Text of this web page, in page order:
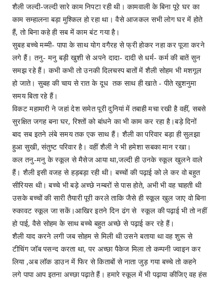
शैली जल्दी-जल्दी सारे काम निपटा रही थी। कामवाली के बिना पूरे घर का
काम सम्हालना बड़ा मुश्किल हो रहा था। वैसे आजकल सभी लोग घर में होते
हैं, तो बिना कहे ही सब में काम बंट गया है।
सुबह बच्चे मम्मी- पापा के साथ योग वगैरह से फ्री होकर नहा कर पूजा करने
लगे हैं। तनु- मनु बड़ी खुशी से अपने दादा- दादी से धर्म- कर्म की बातें सुन
समझ रहे हैं। कभी कभी तो उनकी दिलचस्प बातों में शैली सोहम भी मशगूल
हो जाते। सुबह की चाय से रात के दूध तक साथ ही खाते - पीते खुशनुमा
समय बिता रहे हैं।
विकट महामारी ने जहां देश समेत पूरी दुनियां में तबाही मचा रखी है वहीं, सबसे
सुरक्षित जगह बना घर, रिश्तों को बांधने का भी काम कर रहा है।बड़े दिनों
बाद सब इतने लंबे समय तक एक साथ हैं। शैली का परिवार बड़ा ही सुलझा
हुआ सुखी, संतुष्ट परिवार है। वहीं शैली ने भी हमेशा सबका मान रखा।
कल तनु-मनु के स्कूल से मैसेज आया था,जल्दी ही उनके स्कूल खुलने वाले
हैं। शैली इसी वजह से हड़बड़ा रही थी। बच्चों की पढ़ाई को ले कर वो बहुत
सीरियस थी। बच्चे भी बड़े अच्छे नम्बरों से पास होते, अभी भी वह चाहती थी
उसके बच्चों की सारी तैयारी पूरी करले ताकि जैसे ही स्कूल खुल जाए वो बिना
रुकावट स्कूल जा सकें।आखिर इतने दिन ढंग से स्कूल की पढ़ाई भी तो नहीं
हो पाई, वैसे सोहम के साथ बच्चे बहुत अच्छे से पढ़ाई कर रहे हैं।
शैली याद करने लगी जब सोहम से मिली थी उसने बताया था वह शुरू से
टीचिंग जॉब पसन्द करता था, पर अच्छा पैकेज मिला तो कम्पनी ज्वाइन कर
लिया ,अब लॉक डाउन में फिर से किताबों से नाता जुड़ गया बच्चे तो कहने
लगे पापा आप इतना अच्छा पढ़ाते हैं। हमारे स्कूल में भी पढ़ाया कीजिए वह हंस